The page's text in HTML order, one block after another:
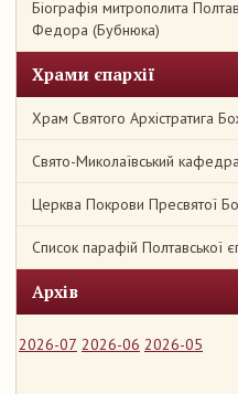
Біографія митрополита
Федора (Бубнюка)
Храми єпархії
Храм Святого Архістратига
Свято-Миколаївський
Церква Покрови Пресвятої
Список парафій Полтавської
Архів
2026-07 2026-06 2026-05